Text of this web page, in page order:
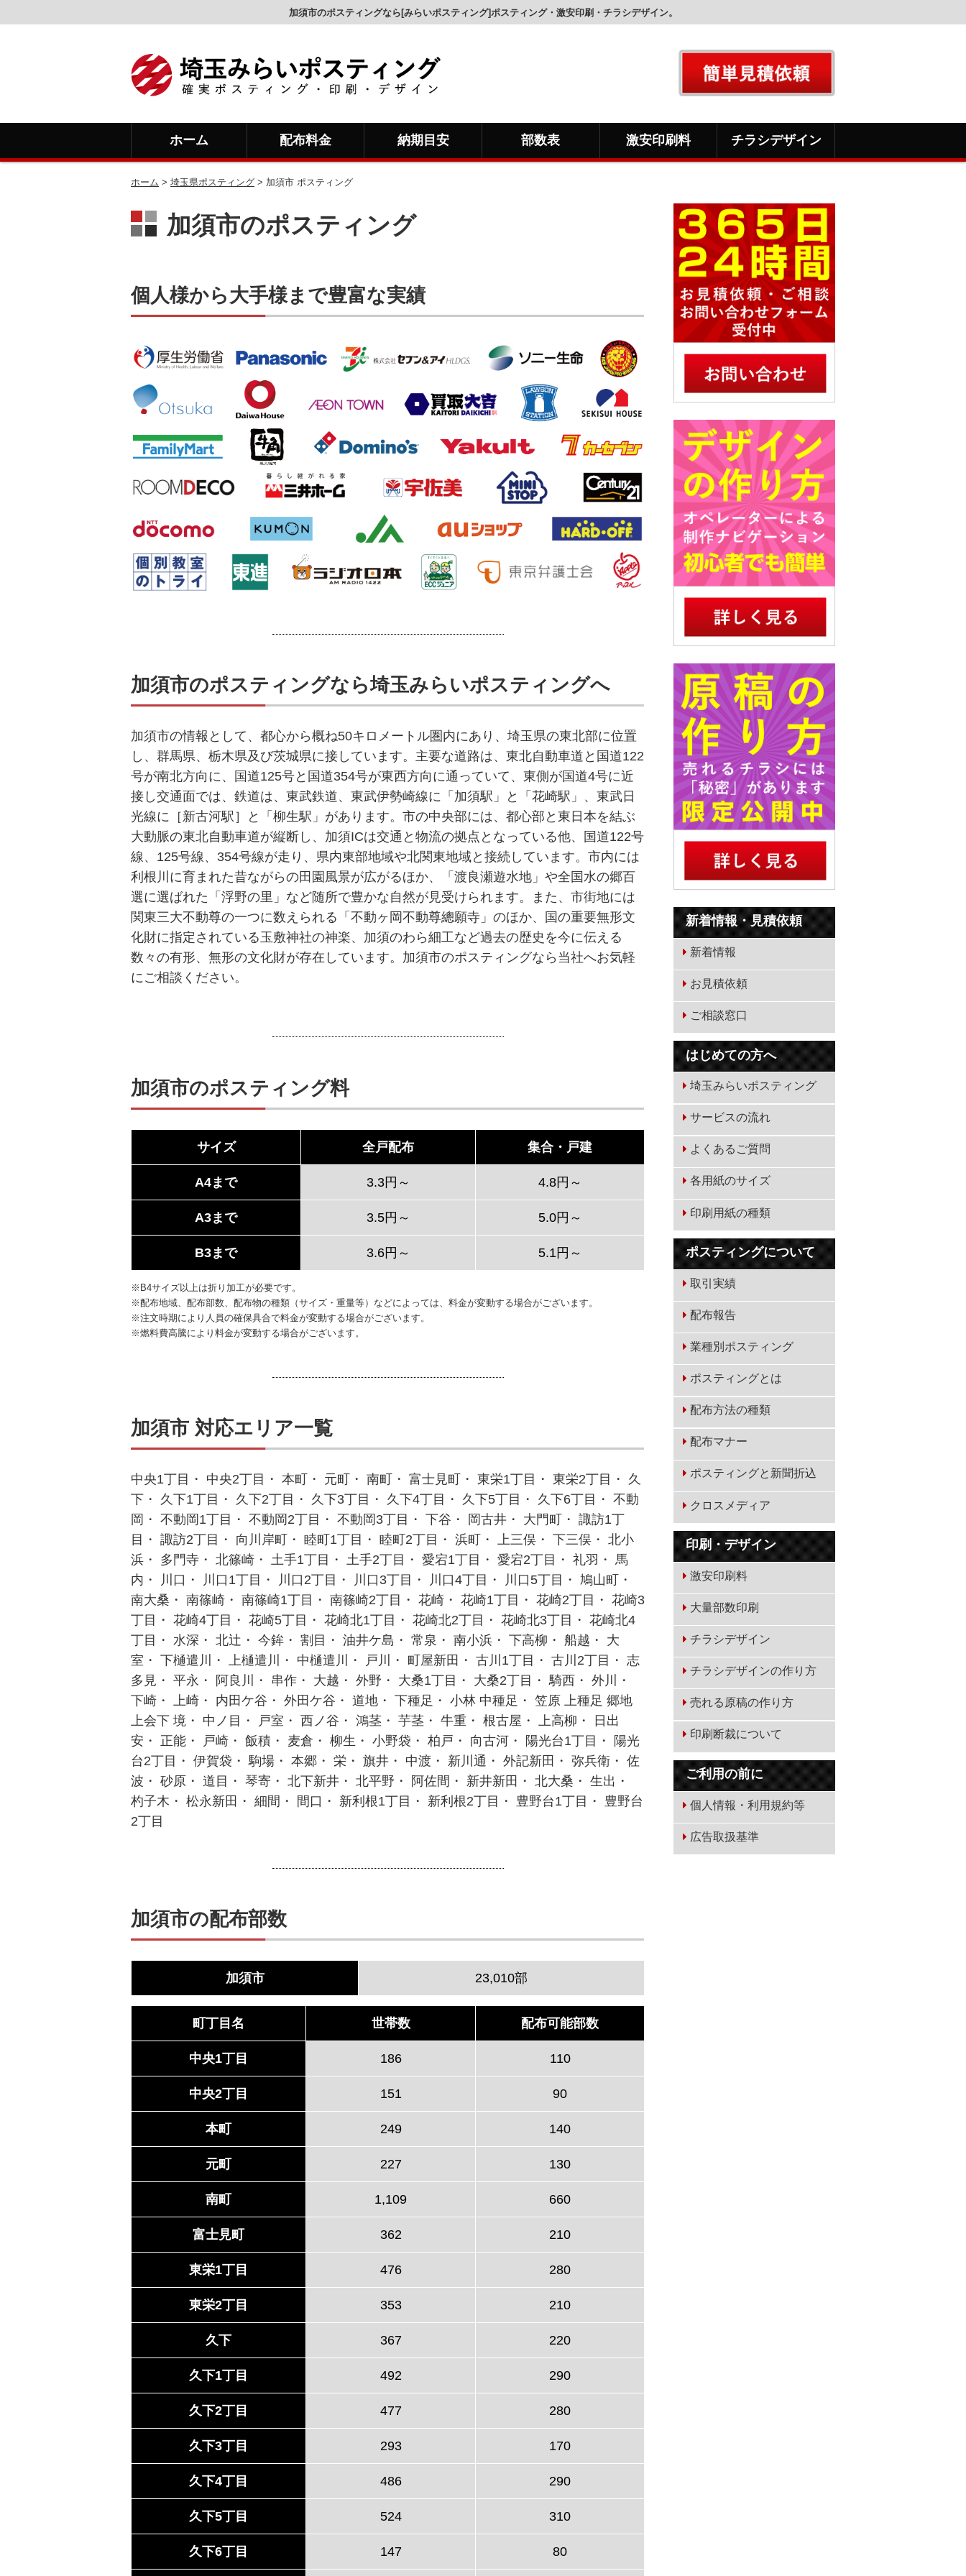
加須市のポスティングなら[みらいポスティング]ポスティング・激安印刷・チラシデザイン。
ホーム 配布料金 納期目安 部数表 激安印刷料 チラシデザイン
ホーム > 埼玉県ポスティング > 加須市 ポスティング
加須市のポスティング
個人様から大手様まで豊富な実績
加須市のポスティングなら埼玉みらいポスティングへ
加須市の情報として、都心から概ね50キロメートル圏内にあり、埼玉県の東北部に位置
し、群馬県、栃木県及び茨城県に接しています。主要な道路は、東北自動車道と国道122
号が南北方向に、国道125号と国道354号が東西方向に通っていて、東側が国道4号に近
接し交通面では、鉄道は、東武鉄道、東武伊勢崎線に「加須駅」と「花崎駅」、東武日
光線に［新古河駅］と「柳生駅」があります。市の中央部には、都心部と東日本を結ぶ
大動脈の東北自動車道が縦断し、加須ICは交通と物流の拠点となっている他、国道122号
線、125号線、354号線が走り、県内東部地域や北関東地域と接続しています。市内には
利根川に育まれた昔ながらの田園風景が広がるほか、「渡良瀬遊水地」や全国水の郷百
選に選ばれた「浮野の里」など随所で豊かな自然が見受けられます。また、市街地には
関東三大不動尊の一つに数えられる「不動ヶ岡不動尊總願寺」のほか、国の重要無形文
化財に指定されている玉敷神社の神楽、加須のわら細工など過去の歴史を今に伝える
数々の有形、無形の文化財が存在しています。加須市のポスティングなら当社へお気軽
にご相談ください。
加須市のポスティング料
サイズ 全戸配布 集合・戸建
A4まで 3.3円～ 4.8円～
A3まで 3.5円～ 5.0円～
B3まで 3.6円～ 5.1円～
※B4サイズ以上は折り加工が必要です。
※配布地域、配布部数、配布物の種類（サイズ・重量等）などによっては、料金が変動する場合がございます。
※注文時期により人員の確保具合で料金が変動する場合がございます。
※燃料費高騰により料金が変動する場合がございます。
加須市 対応エリア一覧
中央1丁目・ 中央2丁目・ 本町・ 元町・ 南町・ 富士見町・ 東栄1丁目・ 東栄2丁目・ 久
下・ 久下1丁目・ 久下2丁目・ 久下3丁目・ 久下4丁目・ 久下5丁目・ 久下6丁目・ 不動
岡・ 不動岡1丁目・ 不動岡2丁目・ 不動岡3丁目・ 下谷・ 岡古井・ 大門町・ 諏訪1丁
目・ 諏訪2丁目・ 向川岸町・ 睦町1丁目・ 睦町2丁目・ 浜町・ 上三俣・ 下三俣・ 北小
浜・ 多門寺・ 北篠崎・ 土手1丁目・ 土手2丁目・ 愛宕1丁目・ 愛宕2丁目・ 礼羽・ 馬
内・ 川口・ 川口1丁目・ 川口2丁目・ 川口3丁目・ 川口4丁目・ 川口5丁目・ 鳩山町・
南大桑・ 南篠崎・ 南篠崎1丁目・ 南篠崎2丁目・ 花崎・ 花崎1丁目・ 花崎2丁目・ 花崎3
丁目・ 花崎4丁目・ 花崎5丁目・ 花崎北1丁目・ 花崎北2丁目・ 花崎北3丁目・ 花崎北4
丁目・ 水深・ 北辻・ 今鉾・ 割目・ 油井ケ島・ 常泉・ 南小浜・ 下高柳・ 船越・ 大
室・ 下樋遣川・ 上樋遣川・ 中樋遣川・ 戸川・ 町屋新田・ 古川1丁目・ 古川2丁目・ 志
多見・ 平永・ 阿良川・ 串作・ 大越・ 外野・ 大桑1丁目・ 大桑2丁目・ 騎西・ 外川・
下崎・ 上崎・ 内田ケ谷・ 外田ケ谷・ 道地・ 下種足・ 小林 中種足・ 笠原 上種足 郷地
上会下 境・ 中ノ目・ 戸室・ 西ノ谷・ 鴻茎・ 芋茎・ 牛重・ 根古屋・ 上高柳・ 日出
安・ 正能・ 戸崎・ 飯積・ 麦倉・ 柳生・ 小野袋・ 柏戸・ 向古河・ 陽光台1丁目・ 陽光
台2丁目・ 伊賀袋・ 駒場・ 本郷・ 栄・ 旗井・ 中渡・ 新川通・ 外記新田・ 弥兵衛・ 佐
波・ 砂原・ 道目・ 琴寄・ 北下新井・ 北平野・ 阿佐間・ 新井新田・ 北大桑・ 生出・
杓子木・ 松永新田・ 細間・ 間口・ 新利根1丁目・ 新利根2丁目・ 豊野台1丁目・ 豊野台
2丁目
加須市の配布部数
加須市 23,010部
町丁目名 世帯数 配布可能部数
中央1丁目 186 110
中央2丁目 151 90
本町 249 140
元町 227 130
南町 1,109 660
富士見町 362 210
東栄1丁目 476 280
東栄2丁目 353 210
久下 367 220
久下1丁目 492 290
久下2丁目 477 280
久下3丁目 293 170
久下4丁目 486 290
久下5丁目 524 310
久下6丁目 147 80
新着情報・見積依頼
新着情報
お見積依頼
ご相談窓口
はじめての方へ
埼玉みらいポスティング
サービスの流れ
よくあるご質問
各用紙のサイズ
印刷用紙の種類
ポスティングについて
取引実績
配布報告
業種別ポスティング
ポスティングとは
配布方法の種類
配布マナー
ポスティングと新聞折込
クロスメディア
印刷・デザイン
激安印刷料
大量部数印刷
チラシデザイン
チラシデザインの作り方
売れる原稿の作り方
印刷断裁について
ご利用の前に
個人情報・利用規約等
広告取扱基準